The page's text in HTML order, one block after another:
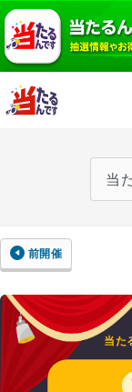
前開催
当た